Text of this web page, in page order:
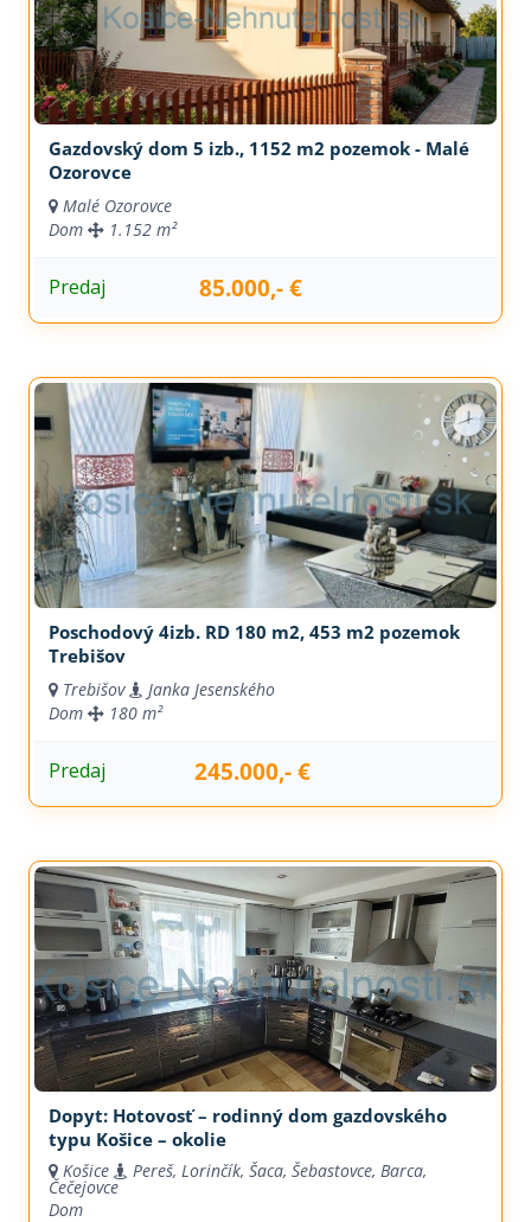
Gazdovský dom 5 izb., 1152 m2 pozemok - Malé
Ozorovce
Malé Ozorovce
Dom
1.152 m²
Predaj 85.000,- €
Poschodový 4izb. RD 180 m2, 453 m2 pozemok
Trebišov
Trebišov
Janka Jesenského
Dom
180 m²
Predaj 245.000,- €
Dopyt: Hotovosť – rodinný dom gazdovského
typu Košice – okolie
Košice Pereš, Lorinčík, Šaca, Šebastovce, Barca,
Čečejovce
Dom